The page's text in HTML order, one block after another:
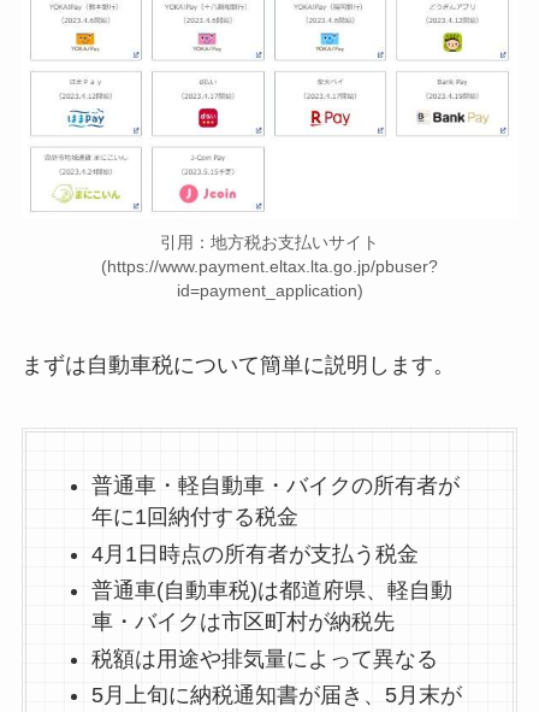
引用：地方税お支払いサイト
(https://www.payment.eltax.lta.go.jp/pbuser?
id=payment_application)
まずは自動車税について簡単に説明します。
普通車・軽自動車・バイクの所有者が
年に1回納付する税金
4月1日時点の所有者が支払う税金
普通車(自動車税)は都道府県、軽自動
車・バイクは市区町村が納税先
税額は用途や排気量によって異なる
5月上旬に納税通知書が届き、5月末が